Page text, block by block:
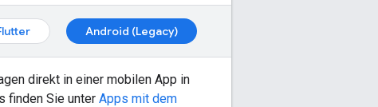
Android (Legacy)
direkt in einer mobilen App in
finden Sie unter Apps mit dem